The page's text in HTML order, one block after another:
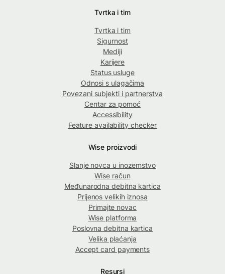
Tvrtka i tim
Tvrtka i tim
Sigurnost
Mediji
Karijere
Status usluge
Odnosi s ulagačima
Povezani subjekti i partnerstva
Centar za pomoć
Accessibility
Feature availability checker
Wise proizvodi
Slanje novca u inozemstvo
Wise račun
Međunarodna debitna kartica
Prijenos velikih iznosa
Primajte novac
Wise platforma
Poslovna debitna kartica
Velika plaćanja
Accept card payments
Resursi